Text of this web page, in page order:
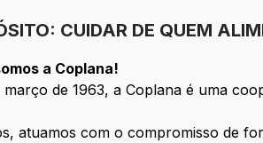
CUIDAR DE QUEM
a Coplana!
março de 1963, a Coplana é uma
atuamos com o compromisso de